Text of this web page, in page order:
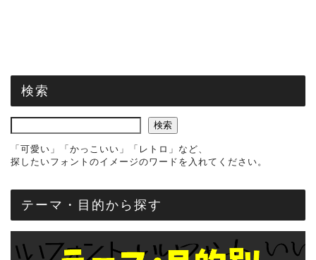
検索
検索
「可愛い」「かっこいい」「レトロ」など、
探したいフォントのイメージのワードを入れてください。
テーマ・目的から探す